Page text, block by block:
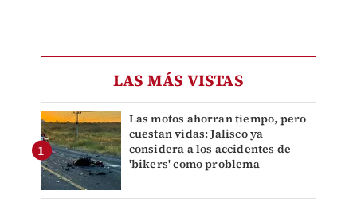
LAS MÁS VISTAS
Las motos ahorran tiempo, pero
cuestan vidas: Jalisco ya
considera a los accidentes de
'bikers' como problema